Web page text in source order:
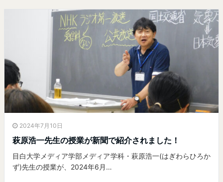
2024年7月10日
萩原浩一先生の授業が新聞で紹介されました！
目白大学メディア学部メディア学科・萩原浩一(はぎわらひろか
ず)先生の授業が、2024年6月…